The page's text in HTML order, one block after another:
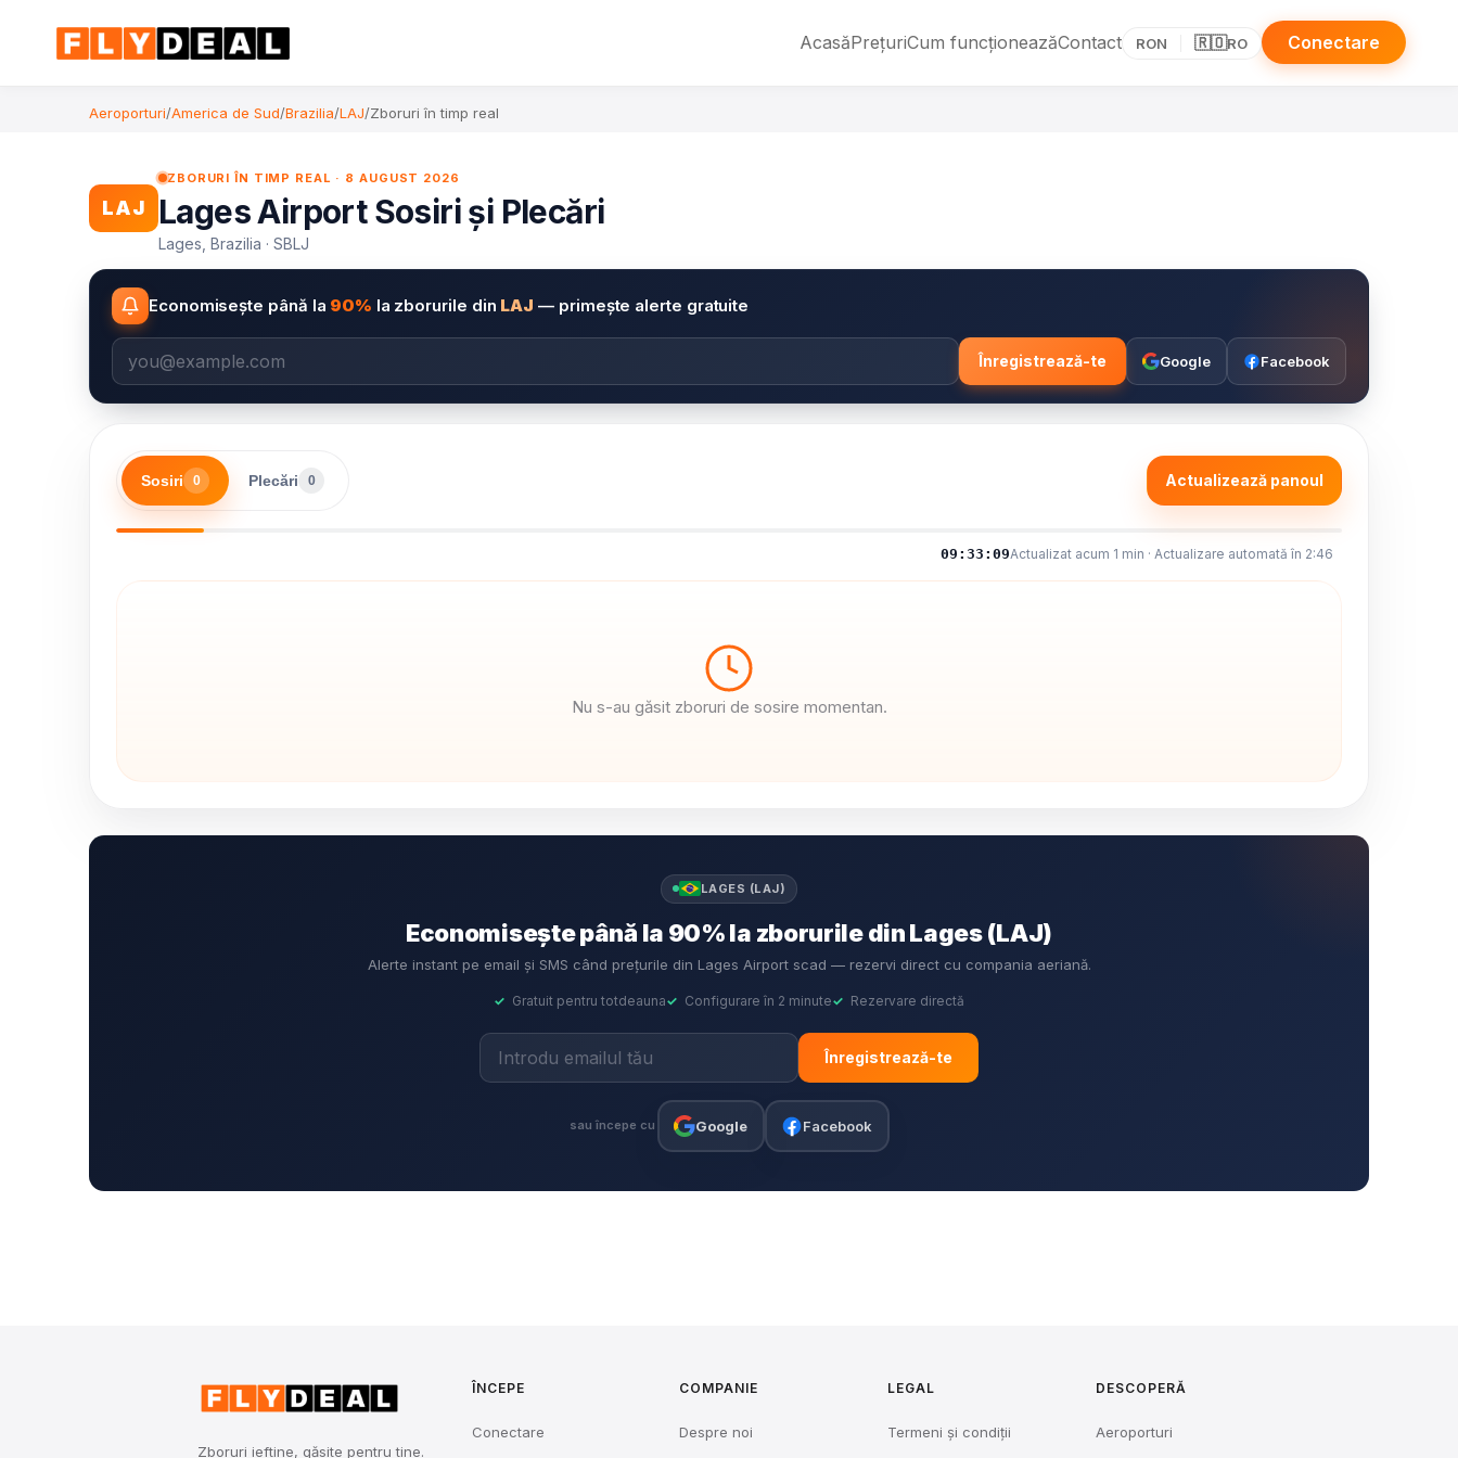
AcasăPrețuriCum funcționeazăContact RON 🇷🇴RO Conectare
Aeroporturi/America de Sud/Brazilia/LAJ/Zboruri în timp real
LAJ
ZBORURI ÎN TIMP REAL · 8 AUGUST 2026
Lages Airport Sosiri și Plecări
Lages, Brazilia · SBLJ
Economisește până la 90% la zborurile din LAJ — primește alerte gratuite
Înregistrează-te Google Facebook
Sosiri 0 Plecări 0 Actualizează panoul
09:33:09Actualizat acum 1 min · Actualizare automată în 2:46
Nu s-au găsit zboruri de sosire momentan.
LAGES (LAJ)
Economisește până la 90% la zborurile din Lages (LAJ)
Alerte instant pe email și SMS când prețurile din Lages Airport scad — rezervi direct cu compania aeriană.
✓ Gratuit pentru totdeauna✓ Configurare în 2 minute✓ Rezervare directă
Înregistrează-te
sau începe cu Google Facebook
Zboruri ieftine, găsite pentru tine.
ÎNCEPE
Conectare
COMPANIE
Despre noi
LEGAL
Termeni și condiții
DESCOPERĂ
Aeroporturi